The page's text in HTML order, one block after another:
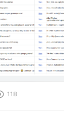
118